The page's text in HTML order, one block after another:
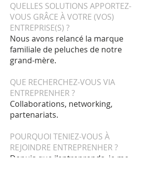
QUELLES SOLUTIONS APPORTEZ-
VOUS GRÂCE À VOTRE (VOS)
ENTREPRISE(S) ?
Nous avons relancé la marque
familiale de peluches de notre
grand-mère.
QUE RECHERCHEZ-VOUS VIA
ENTREPRENHER ?
Collaborations, networking,
partenariats.
POURQUOI TENIEZ-VOUS À
REJOINDRE ENTREPRENHER ?
Depuis que j'entreprends, je me